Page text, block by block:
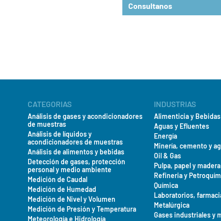
durabilidad. Con pantalla
utilizar. Además, es
muestra, ID de usuario).
0.6 kg con pilas.
multilingüe impreso,
- Almacenamiento de datos:
Consultanos
Mensaje*
CATEGORIAS
Análisis de gases y acondicionadores
de muestras
Análisis de líquidos y
acondicionadores de muestras
Análisis de alimentos y bebidas
Detección de gases, protección
personal y medio ambiente
Medición de Caudal
Medición de Humedad
Medición de Nivel y Volumen
Medición de Presión y Temperatura
Meteorología e Hidrología
INDUSTRIAS
Alimenticia y Bebidas
Aguas y Efluentes
Energía
Minería, cemento y
Oil & Gas
Pulpa, papel y madera
Refineria y
Química
Laboratorios,
Metalúrgica
Gases industriales y